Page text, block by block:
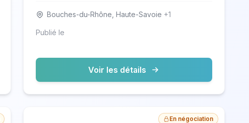
Bouches-du-Rhône, Haute-Savoie +1
Publié le
Voir les détails
En négociation